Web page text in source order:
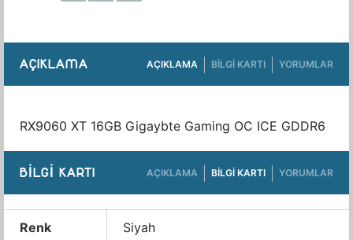
AÇIKLAMA AÇIKLAMA BILGI KARTI YORUMLAR
RX9060 XT 16GB Gigaybte Gaming OC ICE GDDR6
BILGI KARTI AÇIKLAMA BILGI KARTI YORUMLAR
Renk Siyah